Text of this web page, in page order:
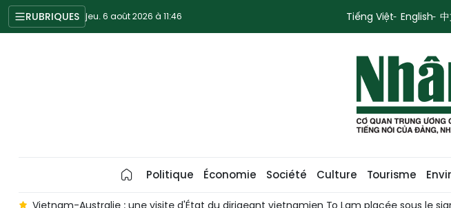
RUBRIQUES jeu. 6 août 2026 à 11:46 Tiếng Việt English
Politique Économie Société Culture Tourisme
: une visite d'État du dirigeant vietnamien To Lam placée sous le signe du Partenariat